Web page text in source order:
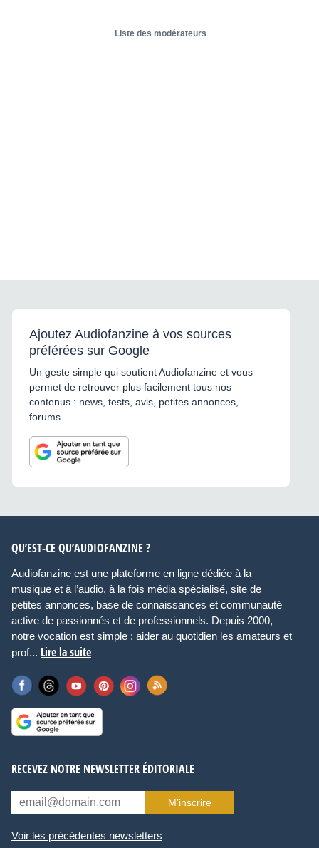
Liste des modérateurs
Ajoutez Audiofanzine à vos sources
préférées sur Google
Un geste simple qui soutient Audiofanzine et vous
permet de retrouver plus facilement tous nos
contenus : news, tests, avis, petites annonces,
forums...
QU’EST-CE QU’AUDIOFANZINE ?
Audiofanzine est une plateforme en ligne dédiée à la
musique et à l’audio, à la fois média spécialisé, site de
petites annonces, base de connaissances et communauté
active de passionnés et de professionnels. Depuis 2000,
notre vocation est simple : aider au quotidien les amateurs et
prof... Lire la suite
RECEVEZ NOTRE NEWSLETTER ÉDITORIALE
M’inscrire
Voir les précédentes newsletters